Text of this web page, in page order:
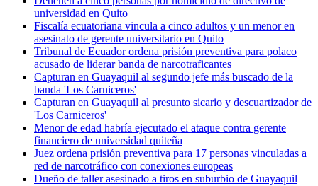
universidad en Quito
Fiscalía ecuatoriana vincula a cinco adultos y un menor en
asesinato de gerente universitario en Quito
Tribunal de Ecuador ordena prisión preventiva para polaco
acusado de liderar banda de narcotraficantes
Capturan en Guayaquil al segundo jefe más buscado de la
banda 'Los Carniceros'
Capturan en Guayaquil al presunto sicario y descuartizador de
'Los Carniceros'
Menor de edad habría ejecutado el ataque contra gerente
financiero de universidad quiteña
Juez ordena prisión preventiva para 17 personas vinculadas a
red de narcotráfico con conexiones europeas
Dueño de taller asesinado a tiros en suburbio de Guayaquil